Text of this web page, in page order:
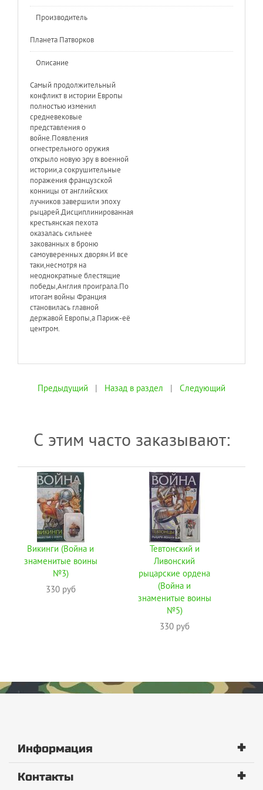
Производитель
Планета Патворков
Описание
Самый продолжительный
конфликт в истории Европы
полностью изменил
средневековые
представления о
войне.Появления
огнестрельного оружия
открыло новую эру в военной
истории,а сокрушительные
поражения французской
конницы от английских
лучников завершили эпоху
рыцарей.Дисциплинированная
крестьянская пехота
оказалась сильнее
закованных в броню
самоуверенных дворян.И все
таки,несмотря на
неоднократные блестящие
победы,Англия проиграла.По
итогам войны Франция
становилась главной
державой Европы,а Париж-её
центром.
Предыдущий | Назад в раздел | Следующий
С этим часто заказывают:
Викинги (Война и
знаменитые воины
№3)
330 руб
Тевтонский и
Ливонский
рыцарские ордена
(Война и
знаменитые воины
№5)
330 руб
Информация +
Контакты +